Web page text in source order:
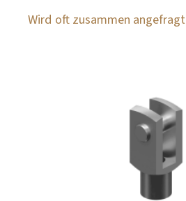
Wird oft zusammen angefragt